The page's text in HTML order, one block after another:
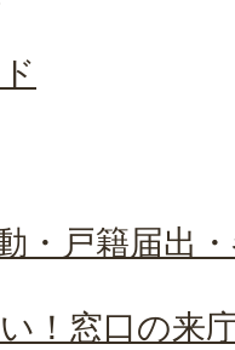
・戸籍届出
！窓口の来